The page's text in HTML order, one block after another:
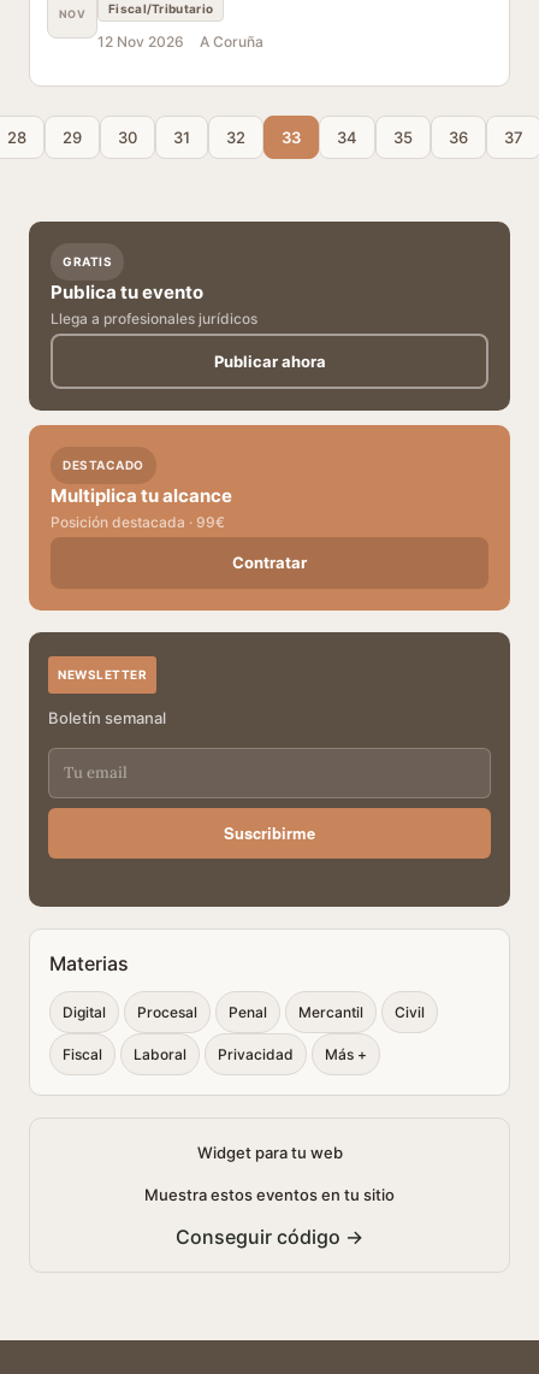
NOV Fiscal/Tributario
12 Nov 2026 A Coruña
28 29 30 31 32 33 34 35 36 37
GRATIS
Publica tu evento
Llega a profesionales jurídicos
Publicar ahora
DESTACADO
Multiplica tu alcance
Posición destacada · 99€
Contratar
NEWSLETTER
Boletín semanal
Suscribirme
Materias
Digital Procesal Penal Mercantil Civil
Fiscal Laboral Privacidad Más +
Widget para tu web
Muestra estos eventos en tu sitio
Conseguir código →